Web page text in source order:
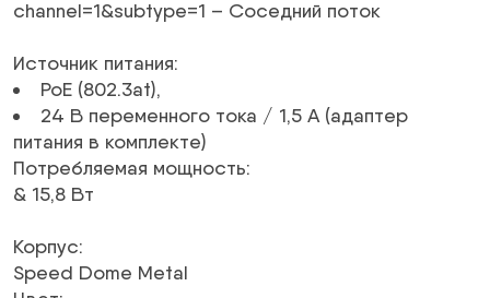
channel=1&subtype=1 – Соседний поток
Источник питания:
PoE (802.3at),
24 В переменного тока / 1,5 А (адаптер
питания в комплекте)
Потребляемая мощность:
& 15,8 Вт
Корпус:
Speed ​​​​Dome Metal